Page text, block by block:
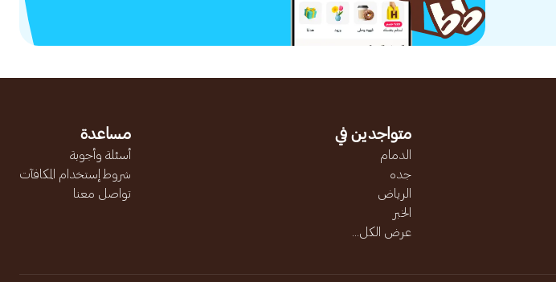
متواجدين في
الدمام
جده
الرياض
الخبر
عرض الكل...
مساعدة
أسئلة وأجوبة
شروط إستخدام المكافآت
تواصل معنا